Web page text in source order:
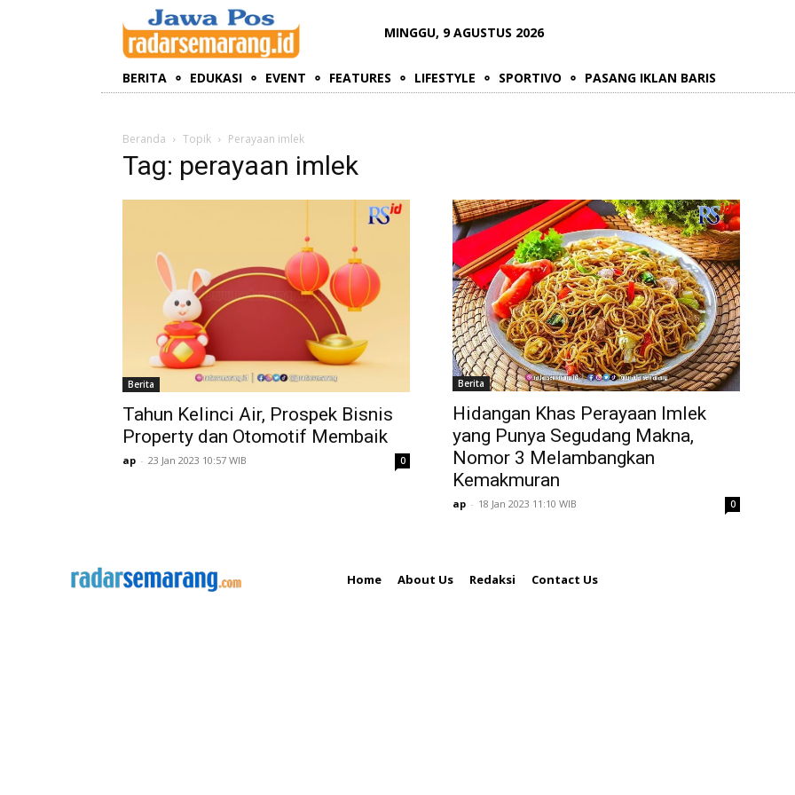
MINGGU, 9 AGUSTUS 2026
BERITA EDUKASI EVENT FEATURES LIFESTYLE SPORTIVO PASANG IKLAN BARIS
Beranda Topik Perayaan imlek
Tag: perayaan imlek
Berita
Tahun Kelinci Air, Prospek Bisnis
Property dan Otomotif Membaik
ap - 23 Jan 2023 10:57 WIB 0
Berita
Hidangan Khas Perayaan Imlek
yang Punya Segudang Makna,
Nomor 3 Melambangkan
Kemakmuran
ap - 18 Jan 2023 11:10 WIB 0
Home About Us Redaksi Contact Us